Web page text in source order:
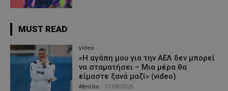
MUST READ
video
«Η αγάπη μου για την ΑΕΛ δεν μπορεί
να σταματήσει – Μια μέρα θα
είμαστε ξανά μαζί» (video)
Afentiko 07/08/2026